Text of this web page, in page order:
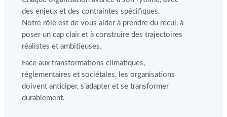
des enjeux et des contraintes spécifiques.
Notre rôle est de vous aider à prendre du recul, à
poser un cap clair et à construire des trajectoires
réalistes et ambitieuses.
Face aux transformations climatiques,
réglementaires et sociétales, les organisations
doivent anticiper, s’adapter et se transformer
durablement.